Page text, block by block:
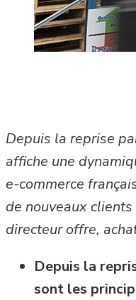
Depuis la reprise
affiche une
e-commerce
de nouveaux
directeur offre,
Depuis la
sont les